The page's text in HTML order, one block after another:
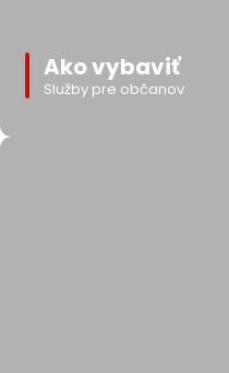
Ako vybaviť
Služby pre občanov